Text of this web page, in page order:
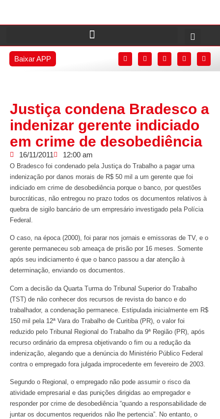
Baixar APP
Justiça condena Bradesco a
indenizar gerente indiciado
em crime de desobediência
16/11/2011 12:00 am
O Bradesco foi condenado pela Justiça do Trabalho a pagar uma
indenização por danos morais de R$ 50 mil a um gerente que foi
indiciado em crime de desobediência porque o banco, por questões
burocráticas, não entregou no prazo todos os documentos relativos à
quebra de sigilo bancário de um empresário investigado pela Polícia
Federal.
O caso, na época (2000), foi parar nos jornais e emissoras de TV, e o
gerente permaneceu sob ameaça de prisão por 16 meses. Somente
após seu indiciamento é que o banco passou a dar atenção à
determinação, enviando os documentos.
Com a decisão da Quarta Turma do Tribunal Superior do Trabalho
(TST) de não conhecer dos recursos de revista do banco e do
trabalhador, a condenação permanece. Estipulada inicialmente em R$
150 mil pela 12ª Vara do Trabalho de Curitiba (PR), o valor foi
reduzido pelo Tribunal Regional do Trabalho da 9ª Região (PR), após
recurso ordinário da empresa objetivando o fim ou a redução da
indenização, alegando que a denúncia do Ministério Público Federal
contra o empregado fora julgada improcedente em fevereiro de 2003.
Segundo o Regional, o empregado não pode assumir o risco da
atividade empresarial e das punições dirigidas ao empregador e
responder por crime de desobediência “quando a responsabilidade de
juntar os documentos requeridos não lhe pertencia”. No entanto, o